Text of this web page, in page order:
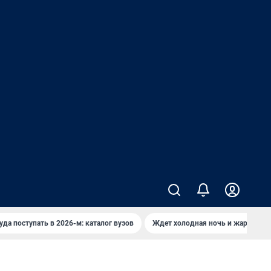
поступать в 2026-м: каталог вузов Ждет холодная ночь и жаркий